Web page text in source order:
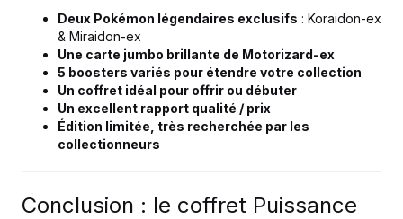
Deux Pokémon légendaires exclusifs : Koraidon-ex
& Miraidon-ex
Une carte jumbo brillante de Motorizard-ex
5 boosters variés pour étendre votre collection
Un coffret idéal pour offrir ou débuter
Un excellent rapport qualité / prix
Édition limitée, très recherchée par les
collectionneurs
Conclusion : le coffret Puissance